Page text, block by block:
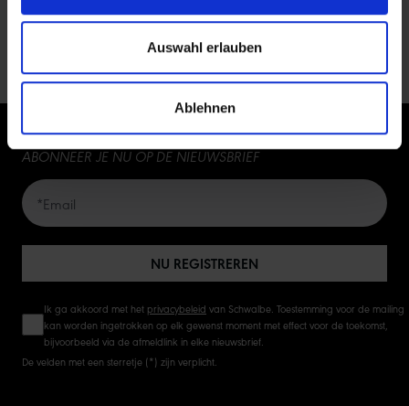
Auswahl erlauben
Ablehnen
ABONNEER JE NU OP DE NIEUWSBRIEF
NU REGISTREREN
Ik ga akkoord met het privacybeleid van Schwalbe. Toestemming voor de mailing
kan worden ingetrokken op elk gewenst moment met effect voor de toekomst,
bijvoorbeeld via de afmeldlink in elke nieuwsbrief.
De velden met een sterretje (*) zijn verplicht.